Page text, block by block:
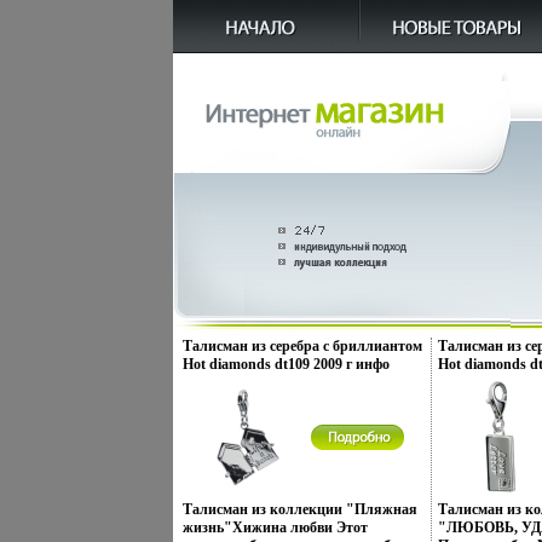
Талисман из серебра с бриллиантом
Hot diamonds dt109 2009 г инфо
Талисман из коллекции "Пляжная
жизнь"Хижина любви Этот
Талисман из
Hot diamonds
Талисман из
"ЛЮБОВЬ,